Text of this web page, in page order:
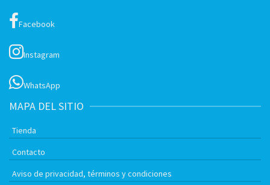
Facebook
Instagram
WhatsApp
MAPA DEL SITIO
Tienda
Contacto
Aviso de privacidad, términos y condiciones